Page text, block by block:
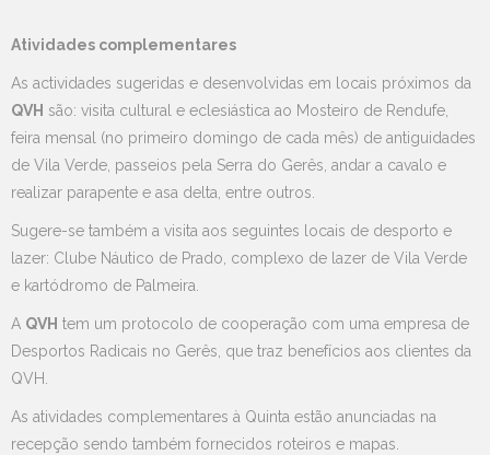
Atividades complementares
As actividades sugeridas e desenvolvidas em locais próximos da
QVH são: visita cultural e eclesiástica ao Mosteiro de Rendufe,
feira mensal (no primeiro domingo de cada mês) de antiguidades
de Vila Verde, passeios pela Serra do Gerês, andar a cavalo e
realizar parapente e asa delta, entre outros.
Sugere-se também a visita aos seguintes locais de desporto e
lazer: Clube Náutico de Prado, complexo de lazer de Vila Verde
e kartódromo de Palmeira.
A QVH tem um protocolo de cooperação com uma empresa de
Desportos Radicais no Gerês, que traz benefícios aos clientes da
QVH.
As atividades complementares à Quinta estão anunciadas na
recepção sendo também fornecidos roteiros e mapas.